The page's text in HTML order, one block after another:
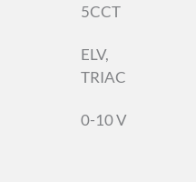
5CCT
ELV,
TRIAC
0-10 V